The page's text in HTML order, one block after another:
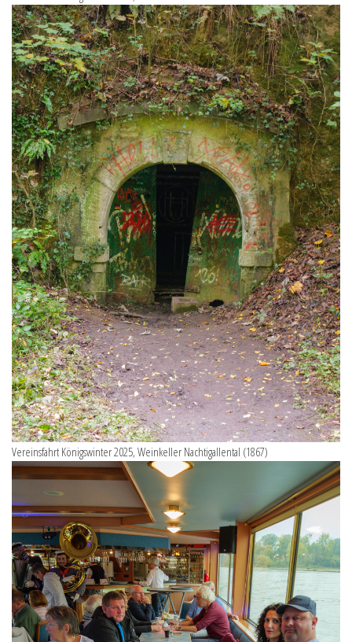
Vereinsfahrt Königswinter 2025, Weinkeller Nachtigallental (1867)